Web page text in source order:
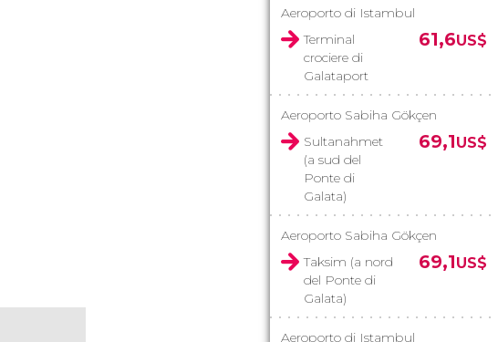
Aeroporto di Istambul
Terminal
crociere di
Galataport
61,6US$
Aeroporto Sabiha Gökçen
Sultanahmet
(a sud del
Ponte di
Galata)
69,1US$
Aeroporto Sabiha Gökçen
Taksim (a nord
del Ponte di
Galata)
69,1US$
Aeroporto di Istambul